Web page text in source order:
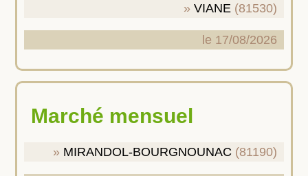
VIANE (81530)
le 17/08/2026
Marché mensuel
MIRANDOL-BOURGNOUNAC (81190)